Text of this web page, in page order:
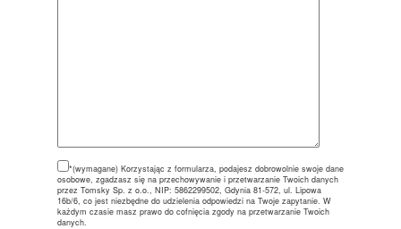
*(wymagane) Korzystając z formularza, podajesz dobrowolnie swoje dane
osobowe, zgadzasz się na przechowywanie i przetwarzanie Twoich danych
przez Tomsky Sp. z o.o., NIP: 5862299502, Gdynia 81-572, ul. Lipowa
16b/6, co jest niezbędne do udzielenia odpowiedzi na Twoje zapytanie. W
każdym czasie masz prawo do cofnięcia zgody na przetwarzanie Twoich
danych.